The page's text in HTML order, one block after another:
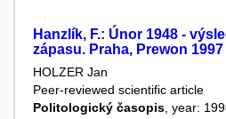
Hanzlík, F.: Únor 1948 -
zápasu. Praha, Prewon 1997
HOLZER Jan
Peer-reviewed scientific article
Politologický časopis , year: